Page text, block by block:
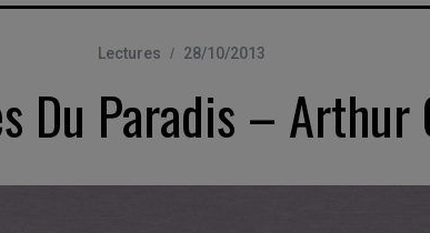
Lectures 28/10/2013
Du Paradis – Arthur